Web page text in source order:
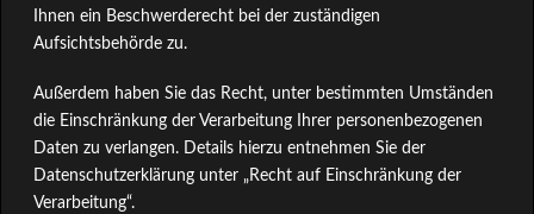
Ihnen ein Beschwerderecht bei der zuständigen
Aufsichtsbehörde zu.
Außerdem haben Sie das Recht, unter bestimmten Umständen
die Einschränkung der Verarbeitung Ihrer personenbezogenen
Daten zu verlangen. Details hierzu entnehmen Sie der
Datenschutzerklärung unter „Recht auf Einschränkung der
Verarbeitung“.